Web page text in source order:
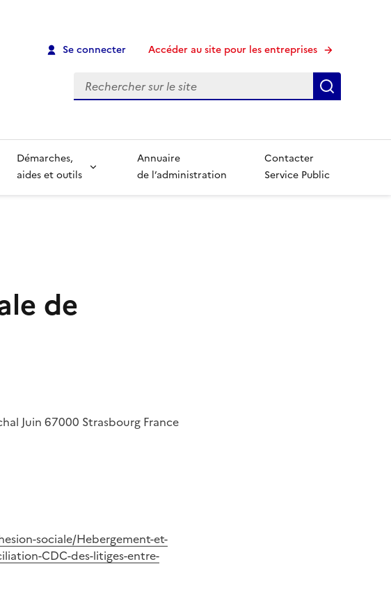
Se connecter Accéder au site pour les entreprises
Recherche
Démarches,
aides et outils
Annuaire
de l’administration
Contacter
Service Public
de
Juin 67000 Strasbourg France
sociale/Hebergement-et-
CDC-des-litiges-entre-